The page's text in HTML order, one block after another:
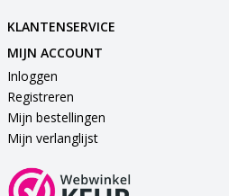
KLANTENSERVICE
MIJN ACCOUNT
Inloggen
Registreren
Mijn bestellingen
Mijn verlanglijst